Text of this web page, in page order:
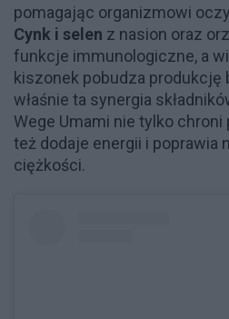
pomagając organizmowi
Cynk i selen z nasion oraz
funkcje immunologiczne, a
kiszonek pobudza produkcję
właśnie ta synergia
Wege Umami nie tylko
też dodaje energii i poprawia
ciężkości.